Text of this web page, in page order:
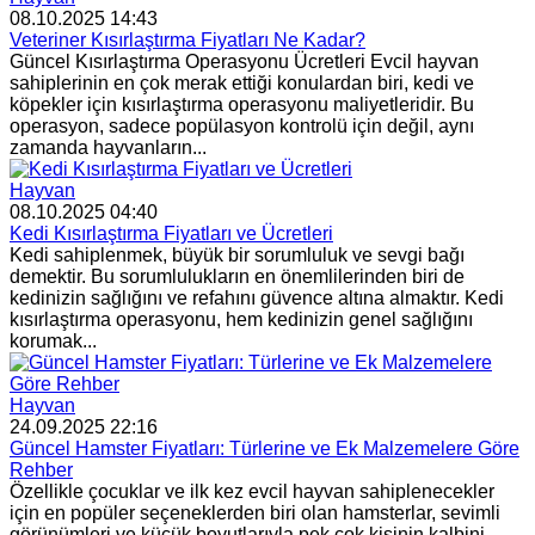
08.10.2025 14:43
Veteriner Kısırlaştırma Fiyatları Ne Kadar?
Güncel Kısırlaştırma Operasyonu Ücretleri Evcil hayvan
sahiplerinin en çok merak ettiği konulardan biri, kedi ve
köpekler için kısırlaştırma operasyonu maliyetleridir. Bu
operasyon, sadece popülasyon kontrolü için değil, aynı
zamanda hayvanların...
Hayvan
08.10.2025 04:40
Kedi Kısırlaştırma Fiyatları ve Ücretleri
Kedi sahiplenmek, büyük bir sorumluluk ve sevgi bağı
demektir. Bu sorumlulukların en önemlilerinden biri de
kedinizin sağlığını ve refahını güvence altına almaktır. Kedi
kısırlaştırma operasyonu, hem kedinizin genel sağlığını
korumak...
Hayvan
24.09.2025 22:16
Güncel Hamster Fiyatları: Türlerine ve Ek Malzemelere Göre
Rehber
Özellikle çocuklar ve ilk kez evcil hayvan sahiplenecekler
için en popüler seçeneklerden biri olan hamsterlar, sevimli